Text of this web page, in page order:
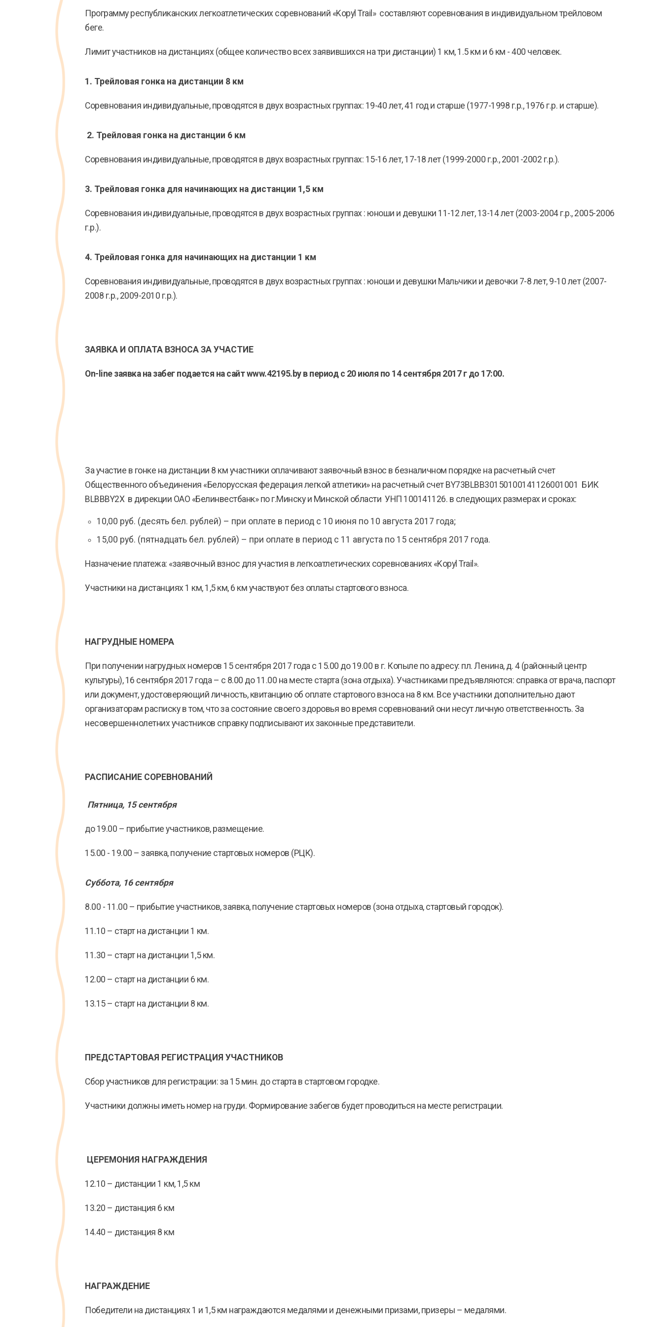
Программу республиканских легкоатлетических соревнований «Kopyl Trail» составляют соревнования в индивидуальном трейловом
беге.
Лимит участников на дистанциях (общее количество всех заявившихся на три дистанции) 1 км, 1.5 км и 6 км - 400 человек.
1. Трейловая гонка на дистанции 8 км
Соревнования индивидуальные, проводятся в двух возрастных группах: 19-40 лет, 41 год и старше (1977-1998 г.р., 1976 г.р. и старше).
2. Трейловая гонка на дистанции 6 км
Соревнования индивидуальные, проводятся в двух возрастных группах: 15-16 лет, 17-18 лет (1999-2000 г.р., 2001-2002 г.р.).
3. Трейловая гонка для начинающих на дистанции 1,5 км
Соревнования индивидуальные, проводятся в двух возрастных группах : юноши и девушки 11-12 лет, 13-14 лет (2003-2004 г.р., 2005-2006
г.р.).
4. Трейловая гонка для начинающих на дистанции 1 км
Соревнования индивидуальные, проводятся в двух возрастных группах : юноши и девушки Мальчики и девочки 7-8 лет, 9-10 лет (2007-
2008 г.р., 2009-2010 г.р.).
ЗАЯВКА И ОПЛАТА ВЗНОСА ЗА УЧАСТИЕ
On-line заявка на забег подается на сайт www.42195.by в период с 20 июля по 14 сентября 2017 г до 17:00.
За участие в гонке на дистанции 8 км участники оплачивают заявочный взнос в безналичном порядке на расчетный счет
Общественного объединения «Белорусская федерация легкой атлетики» на расчетный счет BY73BLBB30150100141126001001 БИК
BLBBBY2X в дирекции ОАО «Белинвестбанк» по г.Минску и Минской области УНП 100141126. в следующих размерах и сроках:
10,00 руб. (десять бел. рублей) – при оплате в период с 10 июня по 10 августа 2017 года;
15,00 руб. (пятнадцать бел. рублей) – при оплате в период с 11 августа по 15 сентября 2017 года.
Назначение платежа: «заявочный взнос для участия в легкоатлетических соревнованиях «Kopyl Trail».
Участники на дистанциях 1 км, 1,5 км, 6 км участвуют без оплаты стартового взноса.
НАГРУДНЫЕ НОМЕРА
При получении нагрудных номеров 15 сентября 2017 года с 15.00 до 19.00 в г. Копыле по адресу: пл. Ленина, д. 4 (районный центр
культуры), 16 сентября 2017 года – с 8.00 до 11.00 на месте старта (зона отдыха). Участниками предъявляются: справка от врача, паспорт
или документ, удостоверяющий личность, квитанцию об оплате стартового взноса на 8 км. Все участники дополнительно дают
организаторам расписку в том, что за состояние своего здоровья во время соревнований они несут личную ответственность. За
несовершеннолетних участников справку подписывают их законные представители.
РАСПИСАНИЕ СОРЕВНОВАНИЙ
Пятница, 15 сентября
до 19.00 – прибытие участников, размещение.
15.00 - 19.00 – заявка, получение стартовых номеров (РЦК).
Суббота, 16 сентября
8.00 - 11.00 – прибытие участников, заявка, получение стартовых номеров (зона отдыха, стартовый городок).
11.10 – старт на дистанции 1 км.
11.30 – старт на дистанции 1,5 км.
12.00 – старт на дистанции 6 км.
13.15 – старт на дистанции 8 км.
ПРЕДСТАРТОВАЯ РЕГИСТРАЦИЯ УЧАСТНИКОВ
Сбор участников для регистрации: за 15 мин. до старта в стартовом городке.
Участники должны иметь номер на груди. Формирование забегов будет проводиться на месте регистрации.
ЦЕРЕМОНИЯ НАГРАЖДЕНИЯ
12.10 – дистанции 1 км, 1,5 км
13.20 – дистанция 6 км
14.40 – дистанция 8 км
НАГРАЖДЕНИЕ
Победители на дистанциях 1 и 1,5 км награждаются медалями и денежными призами, призеры – медалями.